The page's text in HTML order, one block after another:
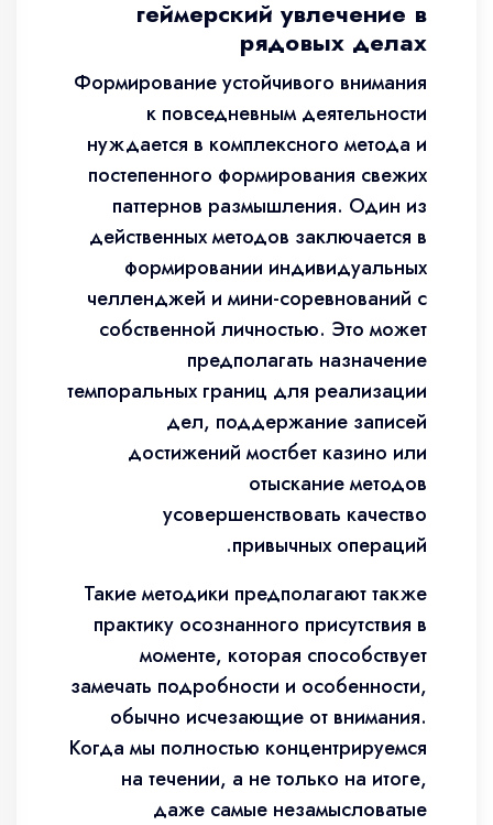
геймерский увлечение в
рядовых делах
Формирование устойчивого внимания
к повседневным деятельности
нуждается в комплексного метода и
постепенного формирования свежих
паттернов размышления. Один из
действенных методов заключается в
формировании индивидуальных
челленджей и мини-соревнований с
собственной личностью. Это может
предполагать назначение
темпоральных границ для реализации
дел, поддержание записей
достижений мостбет казино или
отыскание методов
усовершенствовать качество
привычных операций.
Такие методики предполагают также
практику осознанного присутствия в
моменте, которая способствует
замечать подробности и особенности,
обычно исчезающие от внимания.
Когда мы полностью концентрируемся
на течении, а не только на итоге,
даже самые незамысловатые